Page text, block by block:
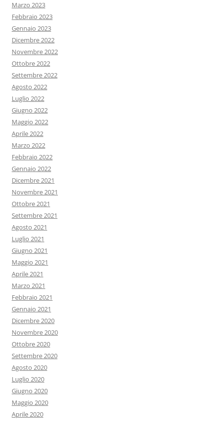
Marzo 2023
Febbraio 2023
Gennaio 2023
Dicembre 2022
Novembre 2022
Ottobre 2022
Settembre 2022
Agosto 2022
Luglio 2022
Giugno 2022
Maggio 2022
Aprile 2022
Marzo 2022
Febbraio 2022
Gennaio 2022
Dicembre 2021
Novembre 2021
Ottobre 2021
Settembre 2021
Agosto 2021
Luglio 2021
Giugno 2021
Maggio 2021
Aprile 2021
Marzo 2021
Febbraio 2021
Gennaio 2021
Dicembre 2020
Novembre 2020
Ottobre 2020
Settembre 2020
Agosto 2020
Luglio 2020
Giugno 2020
Maggio 2020
Aprile 2020